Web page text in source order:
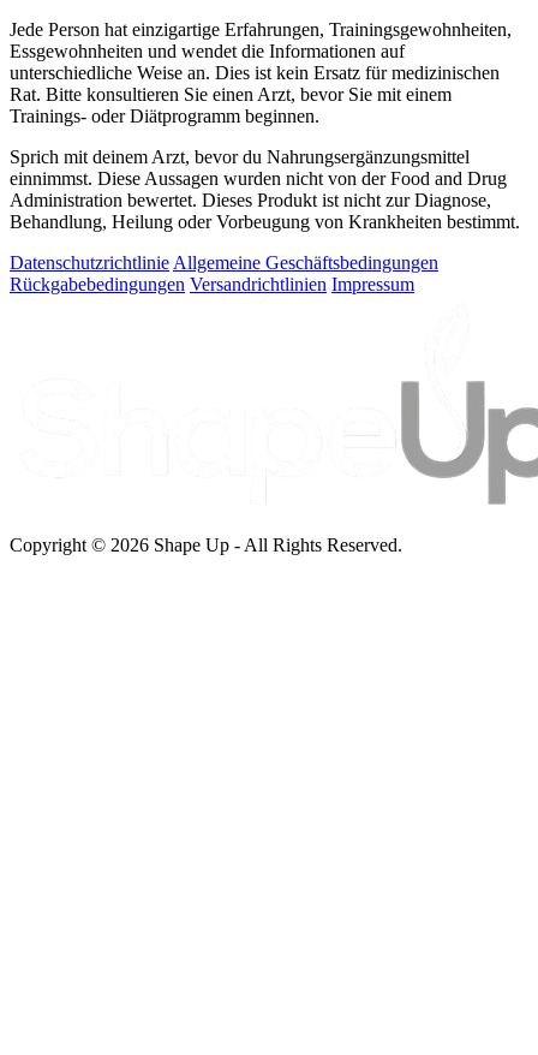
Jede Person hat einzigartige Erfahrungen, Trainingsgewohnheiten,
Essgewohnheiten und wendet die Informationen auf
unterschiedliche Weise an. Dies ist kein Ersatz für medizinischen
Rat. Bitte konsultieren Sie einen Arzt, bevor Sie mit einem
Trainings- oder Diätprogramm beginnen.
Sprich mit deinem Arzt, bevor du Nahrungsergänzungsmittel
einnimmst. Diese Aussagen wurden nicht von der Food and Drug
Administration bewertet. Dieses Produkt ist nicht zur Diagnose,
Behandlung, Heilung oder Vorbeugung von Krankheiten bestimmt.
Datenschutzrichtlinie Allgemeine Geschäftsbedingungen
Rückgabebedingungen Versandrichtlinien Impressum
Copyright © 2026 Shape Up - All Rights Reserved.